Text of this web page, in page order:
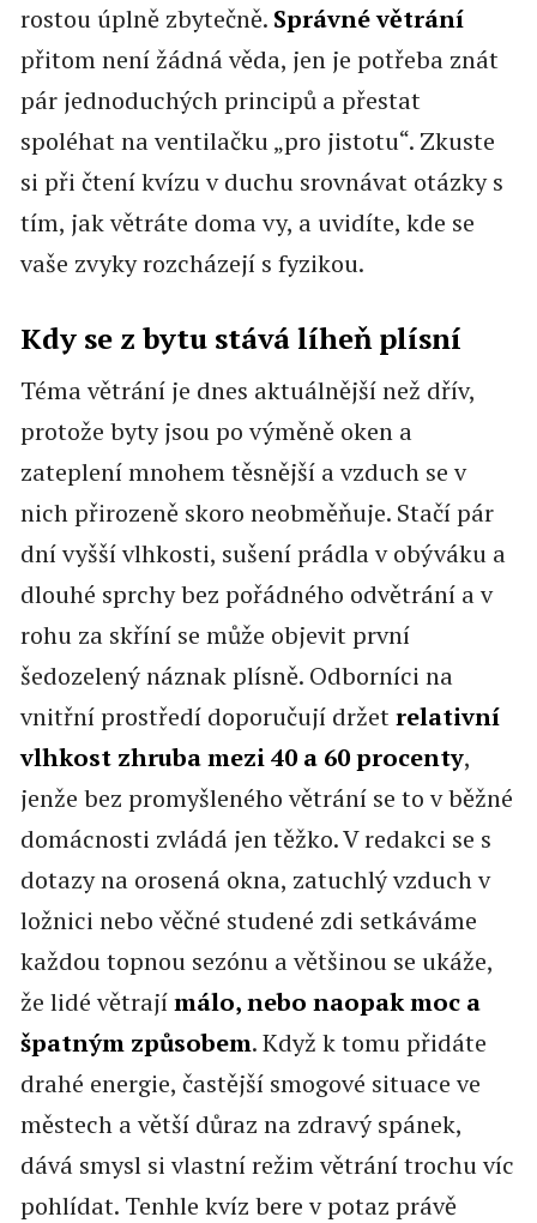
rostou úplně zbytečně. Správné větrání
přitom není žádná věda, jen je potřeba znát
pár jednoduchých principů a přestat
spoléhat na ventilačku „pro jistotu“. Zkuste
si při čtení kvízu v duchu srovnávat otázky s
tím, jak větráte doma vy, a uvidíte, kde se
vaše zvyky rozcházejí s fyzikou.
Kdy se z bytu stává líheň plísní
Téma větrání je dnes aktuálnější než dřív,
protože byty jsou po výměně oken a
zateplení mnohem těsnější a vzduch se v
nich přirozeně skoro neobměňuje. Stačí pár
dní vyšší vlhkosti, sušení prádla v obýváku a
dlouhé sprchy bez pořádného odvětrání a v
rohu za skříní se může objevit první
šedozelený náznak plísně. Odborníci na
vnitřní prostředí doporučují držetrelativní
vlhkost zhruba mezi 40 a 60 procenty,
jenže bez promyšleného větrání se to v běžné
domácnosti zvládá jen těžko. V redakci se s
dotazy na orosená okna, zatuchlý vzduch v
ložnici nebo věčné studené zdi setkáváme
každou topnou sezónu a většinou se ukáže,
že lidé větrajímálo, nebo naopak moc a
špatným způsobem. Když k tomu přidáte
drahé energie, častější smogové situace ve
městech a větší důraz na zdravý spánek,
dává smysl si vlastní režim větrání trochu víc
pohlídat. Tenhle kvíz bere v potaz právě